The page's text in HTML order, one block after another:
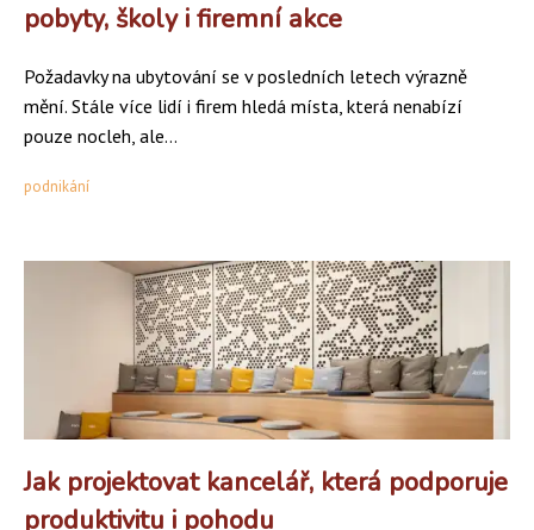
pobyty, školy i firemní akce
Požadavky na ubytování se v posledních letech výrazně
mění. Stále více lidí i firem hledá místa, která nenabízí
pouze nocleh, ale...
podnikání
Jak projektovat kancelář, která podporuje
produktivitu i pohodu